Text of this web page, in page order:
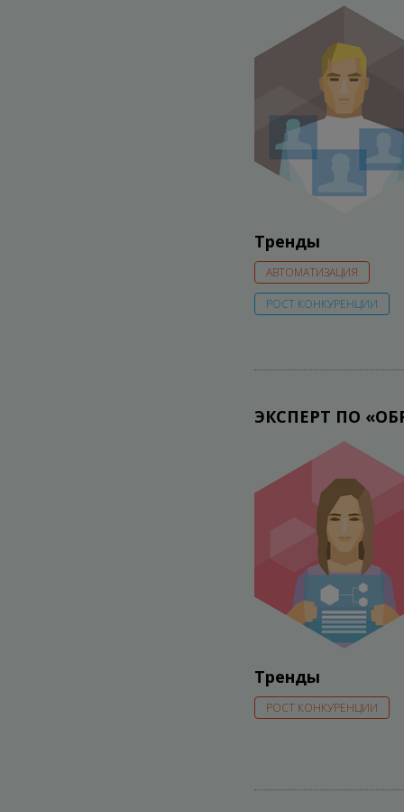
Тренды
АВТОМАТИЗАЦИЯ
РОСТ КОНКУРЕНЦИИ
ЭКСПЕРТ ПО
Тренды
РОСТ КОНКУРЕНЦИИ